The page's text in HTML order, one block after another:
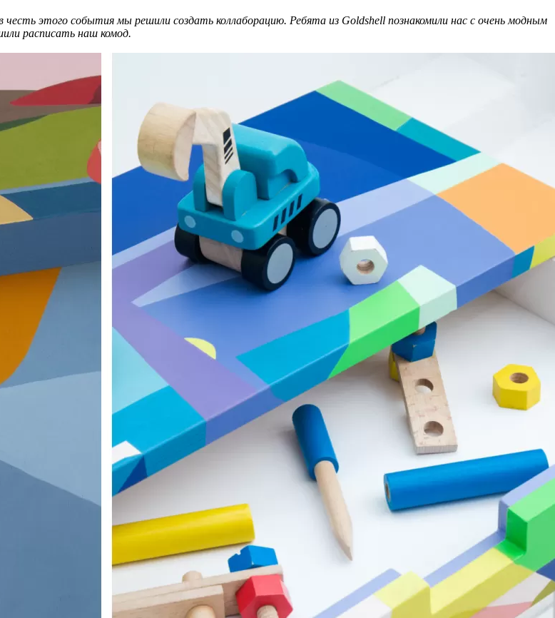
честь этого события мы решили создать коллаборацию. Ребята из Goldshell познакомили нас с очень модным
расписать наш комод.